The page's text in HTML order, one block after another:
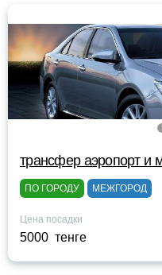
трансфер аэропорт и
ПО ГОРОДУ МЕЖГОРОД
Цена посадки
5000 тенге